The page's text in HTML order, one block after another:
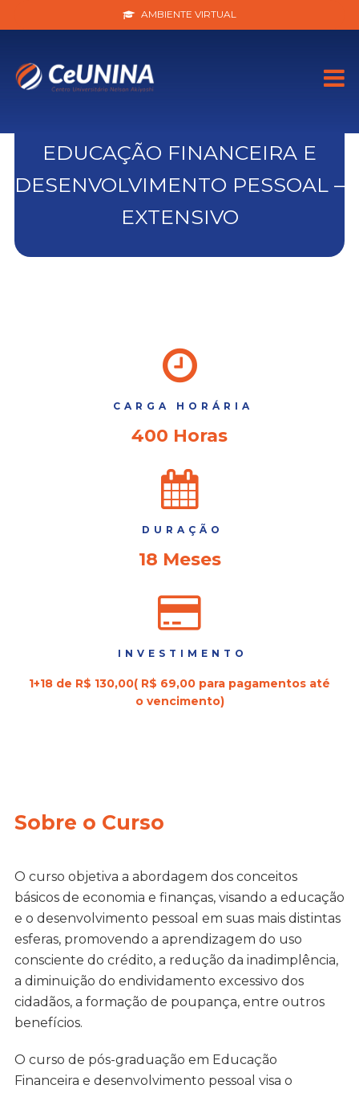
AMBIENTE VIRTUAL
EDUCAÇÃO FINANCEIRA E
DESENVOLVIMENTO PESSOAL –
EXTENSIVO
CARGA HORÁRIA
400 Horas
DURAÇÃO
18 Meses
INVESTIMENTO
1+18 de R$ 130,00( R$ 69,00 para pagamentos até
o vencimento)
Sobre o Curso
O curso objetiva a abordagem dos conceitos
básicos de economia e finanças, visando a educação
e o desenvolvimento pessoal em suas mais distintas
esferas, promovendo a aprendizagem do uso
consciente do crédito, a redução da inadimplência,
a diminuição do endividamento excessivo dos
cidadãos, a formação de poupança, entre outros
benefícios.
O curso de pós-graduação em Educação
Financeira e desenvolvimento pessoal visa o